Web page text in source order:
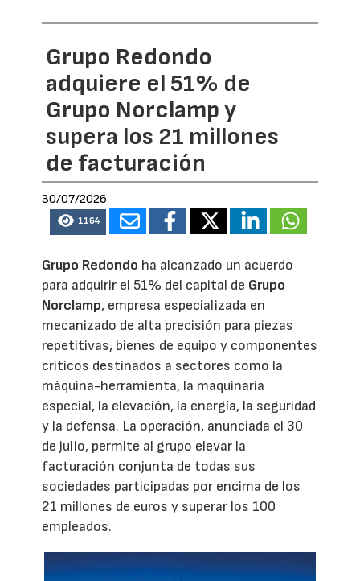
Grupo Redondo
adquiere el 51% de
Grupo Norclamp y
supera los 21 millones
de facturación
30/07/2026
1164
Grupo Redondo ha alcanzado un acuerdo
para adquirir el 51% del capital de Grupo
Norclamp, empresa especializada en
mecanizado de alta precisión para piezas
repetitivas, bienes de equipo y componentes
críticos destinados a sectores como la
máquina-herramienta, la maquinaria
especial, la elevación, la energía, la seguridad
y la defensa. La operación, anunciada el 30
de julio, permite al grupo elevar la
facturación conjunta de todas sus
sociedades participadas por encima de los
21 millones de euros y superar los 100
empleados.